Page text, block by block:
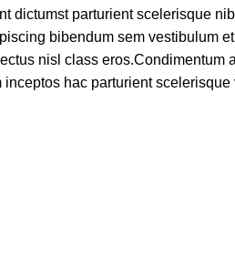
dictumst parturient scelerisque
bibendum sem vestibulum
nisl class eros.Condimentum
inceptos hac parturient